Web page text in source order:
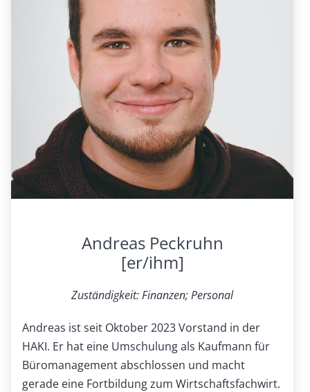
Andreas Peckruhn
[er/ihm]
Zuständigkeit: Finanzen; Personal
Andreas ist seit Oktober 2023 Vorstand in der
HAKI. Er hat eine Umschulung als Kaufmann für
Büromanagement abschlossen und macht
gerade eine Fortbildung zum Wirtschaftsfachwirt.